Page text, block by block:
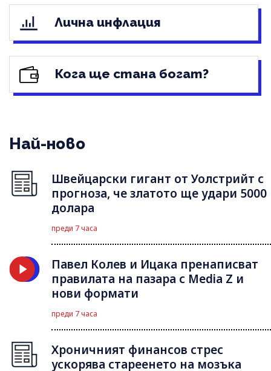
Лична инфлация
Кога ще стана богат?
Най-ново
Швейцарски гигант от Уолстрийт с
прогноза, че златото ще удари 5000
долара
преди 7 часа
Павел Колев и Ицака пренаписват
правилата на пазара с Media Z и
нови формати
преди 7 часа
Хроничният финансов стрес
ускорява стареенето на мозъка